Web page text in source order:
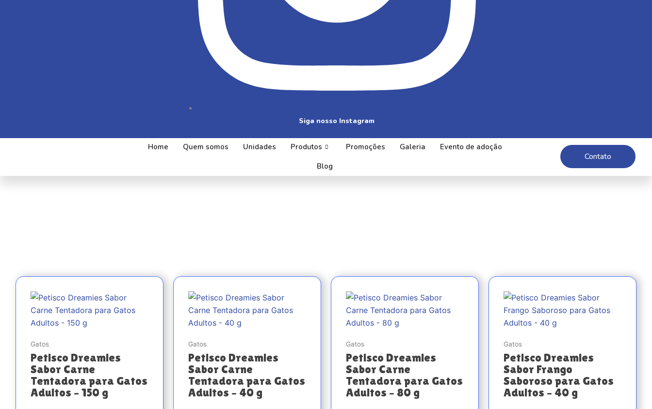
Siga nosso Instagram
Home Quem somos Unidades Produtos Promoções Galeria
Evento de adoção
Blog
Contato
Gatos
Petisco Dreamies
Sabor Carne
Tentadora para Gatos
Adultos – 150 g
Gatos
Petisco Dreamies
Sabor Carne
Tentadora para Gatos
Adultos – 40 g
Gatos
Petisco Dreamies
Sabor Carne
Tentadora para Gatos
Adultos – 80 g
Gatos
Petisco Dreamies
Sabor Frango
Saboroso para Gatos
Adultos – 40 g